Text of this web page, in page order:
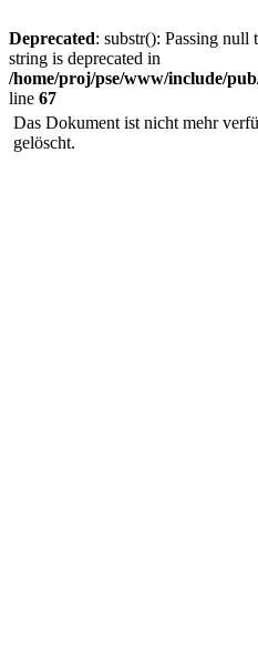
Deprecated: substr(): Passing null
string is deprecated in
/home/proj/pse/www/include/
line 67
Das Dokument ist nicht mehr
gelöscht.